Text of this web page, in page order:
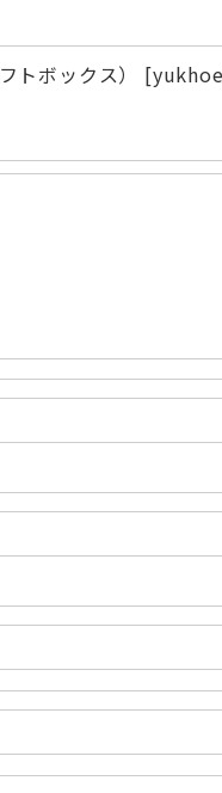
フトボックス）